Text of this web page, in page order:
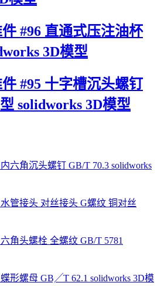
#96 直通式压注油杯
3D模型
#95 十字槽沉头螺钉
solidworks 3D模型
六角沉头螺钉 GB/T 70.3 solidworks
管接头 对丝接头 G螺纹 铜对丝
角头螺栓 全螺纹 GB/T 5781
形螺母 GB╱T 62.1 solidworks 3D模